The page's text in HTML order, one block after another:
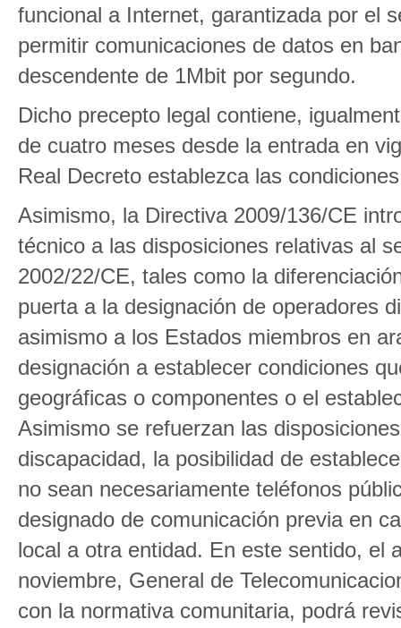
funcional a Internet, garantizada por el
permitir comunicaciones de datos en
descendente de 1Mbit por segundo.
Dicho precepto legal contiene,
de cuatro meses desde la entrada en
Real Decreto establezca las
Asimismo, la Directiva 2009/136/CE
técnico a las disposiciones relativas al
2002/22/CE, tales como la
puerta a la designación de operadores
asimismo a los Estados miembros en
designación a establecer condiciones
geográficas o componentes o el
Asimismo se refuerzan las
discapacidad, la posibilidad de
no sean necesariamente teléfonos
designado de comunicación previa en
local a otra entidad. En este sentido, el
noviembre, General de
con la normativa comunitaria, podrá